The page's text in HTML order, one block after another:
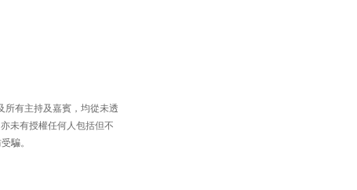
所有主持及嘉賓，均從未透
未有授權任何人包括但不
騙。